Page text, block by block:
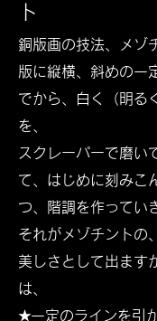
ト
銅版画の​技法、メゾ
版に縦横、斜めの一
でから、白く（明る
を、
スクレーパーで磨い
て、はじめに刻みこ
つ、階調を作ってい
それがメゾチントの
美しさとして出ます
は、
★一定のラインを引